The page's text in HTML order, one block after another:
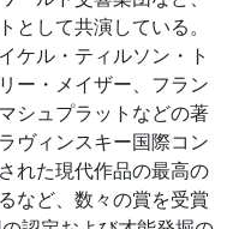
して共演している。
ケル・ティルソン・ト
ー・メイザー、フラン
シュプラットなどの著
ヴィンスキー国際コン
れた現代作品の最高の
など、数々の賞を受賞